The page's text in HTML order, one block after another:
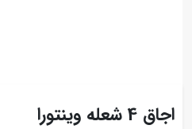
اجاق 4 شعله وینتورا